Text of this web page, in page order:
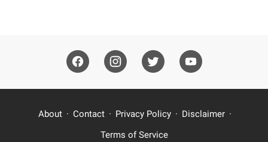
About Contact Privacy Policy
Disclaimer
Terms of Service